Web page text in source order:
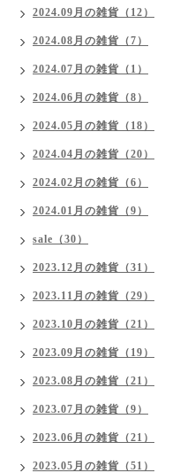
2024.09月の雑貨（12）
2024.08月の雑貨（7）
2024.07月の雑貨（1）
2024.06月の雑貨（8）
2024.05月の雑貨（18）
2024.04月の雑貨（20）
2024.02月の雑貨（6）
2024.01月の雑貨（9）
sale（30）
2023.12月の雑貨（31）
2023.11月の雑貨（29）
2023.10月の雑貨（21）
2023.09月の雑貨（19）
2023.08月の雑貨（21）
2023.07月の雑貨（9）
2023.06月の雑貨（21）
2023.05月の雑貨（51）